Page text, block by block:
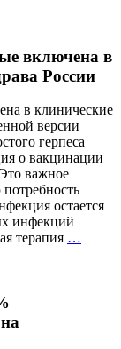
важность
правильного
выбора
включена в
России
в клинические
версии
герпеса
о вакцинации
важное
остается
инфекций
терапия …